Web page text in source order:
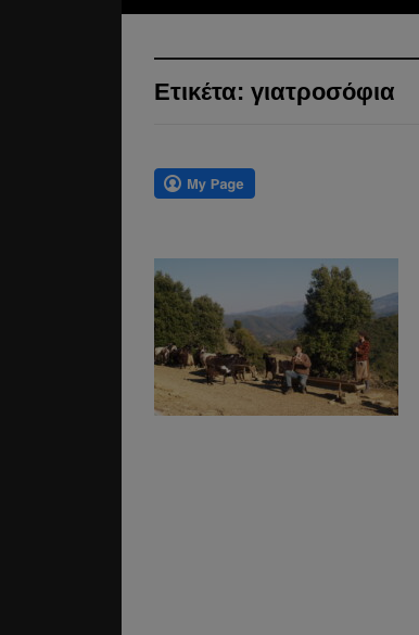
Ετικέτα: γιατροσόφια